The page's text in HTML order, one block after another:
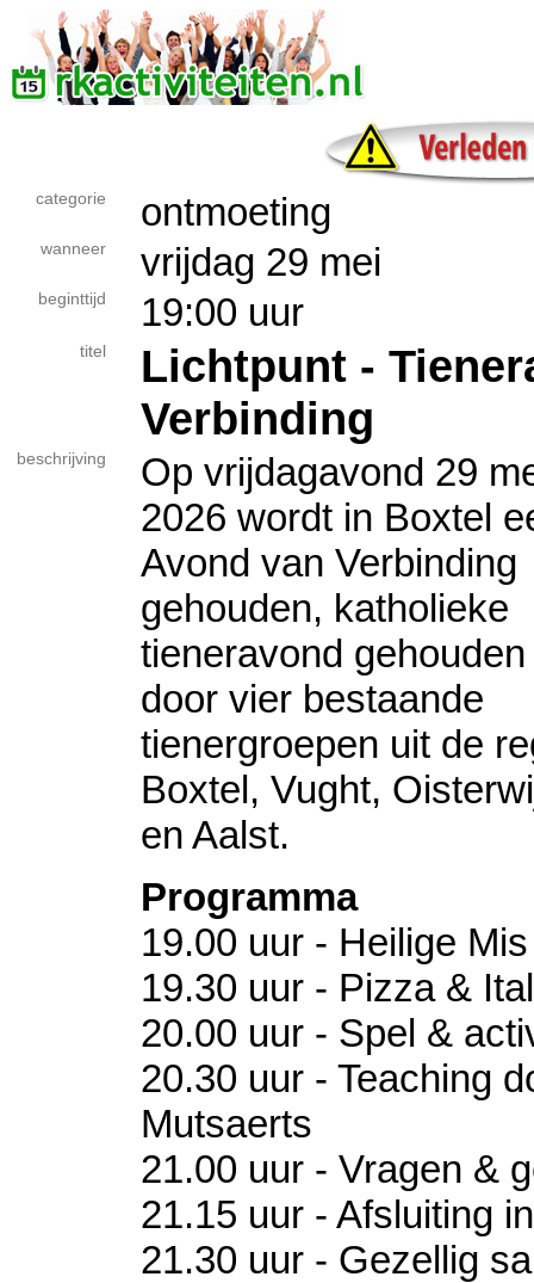
categorie ontmoeting
wanneer vrijdag 29 mei
beginttijd 19:00 uur
titel
Lichtpunt -
Verbinding
beschrijving
Op vrijdagavond 29
2026 wordt in Boxtel
Avond van Verbinding
gehouden, katholieke
tieneravond gehouden
door vier bestaande
tienergroepen uit de
Boxtel, Vught,
en Aalst.
Programma
19.00 uur - Heilige
19.30 uur - Pizza &
20.00 uur - Spel &
20.30 uur - Teaching
Mutsaerts
21.00 uur - Vragen &
21.15 uur - Afsluiting
21.30 uur - Gezellig